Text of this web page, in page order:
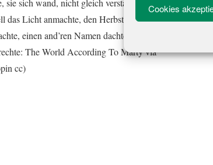
Cookies
sie sich wand, nicht gleich verstand, er
das Licht anmachte, den Herbst allein
einen and’ren Namen dachte.
The World According To Marty via
cc)